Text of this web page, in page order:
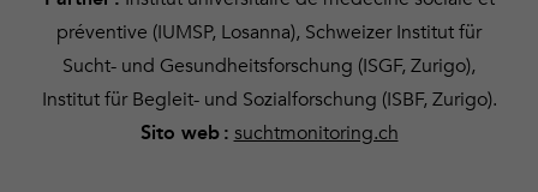
préventive (IUMSP, Losanna), Schweizer Institut für
Sucht- und Gesundheitsforschung (ISGF, Zurigo),
Institut für Begleit- und Sozialforschung (ISBF, Zurigo).
Sito web : suchtmonitoring.ch